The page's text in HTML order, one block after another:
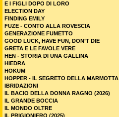
E I FIGLI DOPO DI LORO
ELECTION DAY
FINDING EMILY
FUZE - CONTO ALLA ROVESCIA
GENERAZIONE FUMETTO
GOOD LUCK, HAVE FUN, DON’T DIE
GRETA E LE FAVOLE VERE
HEN - STORIA DI UNA GALLINA
HIEDRA
HOKUM
HOPPER - IL SEGRETO DELLA MARMOTTA
IBRIDAZIONI
IL BACIO DELLA DONNA RAGNO (2026)
IL GRANDE BOCCIA
IL MONDO OLTRE
IL PRIGIONIERO (2025)